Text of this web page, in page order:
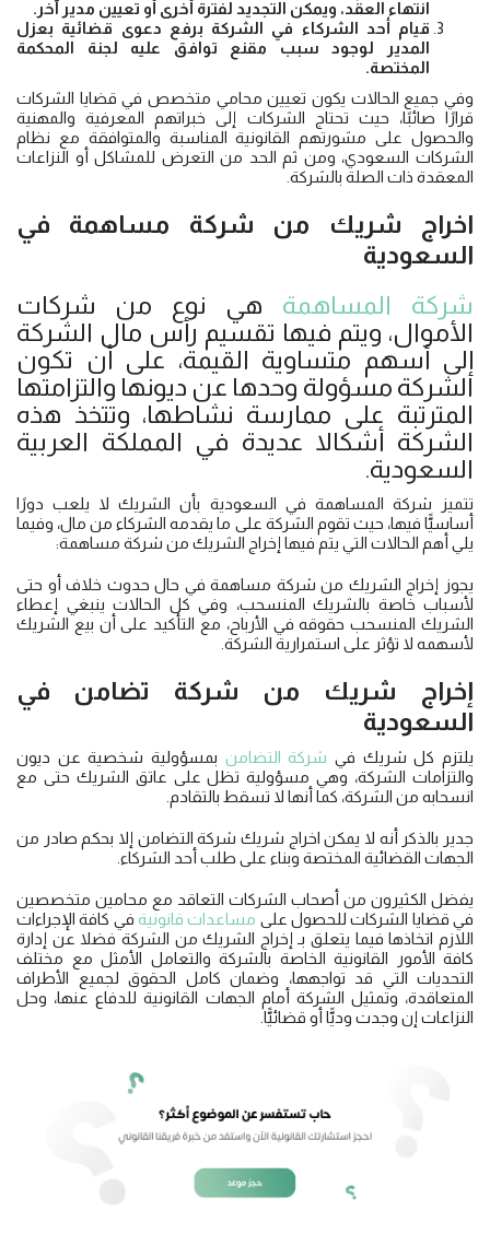
انتهاء العقد، ويمكن التجديد لفترة أخرى أو تعيين مدير آخر.
قيام أحد الشركاء في الشركة برفع دعوى قضائية بعزل
المدير لوجود سبب مقنع توافق عليه لجنة المحكمة
المختصة.
وفي جميع الحالات يكون تعيين محامي متخصص في قضايا الشركات
قرارًا صائبًا، حيث تحتاج الشركات إلى خبراتهم المعرفية والمهنية
والحصول على مشورتهم القانونية المناسبة والمتوافقة مع نظام
الشركات السعودي، ومن ثم الحد من التعرض للمشاكل أو النزاعات
المعقدة ذات الصلة بالشركة.
اخراج شريك من شركة مساهمة في
السعودية
شركة المساهمة هي نوع من شركات
الأموال، ويتم فيها تقسيم رأس مال الشركة
إلى أسهم متساوية القيمة، على أن تكون
الشركة مسؤولة وحدها عن ديونها والتزامتها
المترتبة على ممارسة نشاطها، وتتخذ هذه
الشركة أشكالا عديدة في المملكة العربية
السعودية.
تتميز شركة المساهمة في السعودية بأن الشريك لا يلعب دورًا
أساسيًّا فيها، حيث تقوم الشركة على ما يقدمه الشركاء من مال، وفيما
يلي أهم الحالات التي يتم فيها إخراج الشريك من شركة مساهمة:
يجوز إخراج الشريك من شركة مساهمة في حال حدوث خلاف أو حتى
لأسباب خاصة بالشريك المنسحب، وفي كل الحالات ينبغي إعطاء
الشريك المنسحب حقوقه في الأرباح، مع التأكيد على أن بيع الشريك
لأسهمه لا تؤثر على استمرارية الشركة.
إخراج شريك من شركة تضامن في
السعودية
يلتزم كل شريك في شركة التضامن بمسؤولية شخصية عن ديون
والتزامات الشركة، وهي مسؤولية تظل على عاتق الشريك حتى مع
انسحابه من الشركة، كما أنها لا تسقط بالتقادم.
جدير بالذكر أنه لا يمكن اخراج شريك شركة التضامن إلا بحكم صادر من
الجهات القضائية المختصة وبناء على طلب أحد الشركاء.
يفضل الكثيرون من أصحاب الشركات التعاقد مع محامين متخصصين
في قضايا الشركات للحصول على مساعدات قانونية في كافة الإجراءات
اللازم اتخاذها فيما يتعلق بـ إخراج الشريك من الشركة فضلا عن إدارة
كافة الأمور القانونية الخاصة بالشركة والتعامل الأمثل مع مختلف
التحديات التي قد تواجهها، وضمان كامل الحقوق لجميع الأطراف
المتعاقدة، وتمثيل الشركة أمام الجهات القانونية للدفاع عنها، وحل
النزاعات إن وجدت وديًّا أو قضائيًّا.